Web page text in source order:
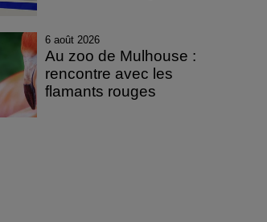
6 août 2026
Au zoo de Mulhouse :
rencontre avec les
flamants rouges